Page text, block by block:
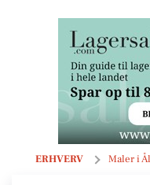
ERHVERV Maler i
KOBA ENTREPRISE